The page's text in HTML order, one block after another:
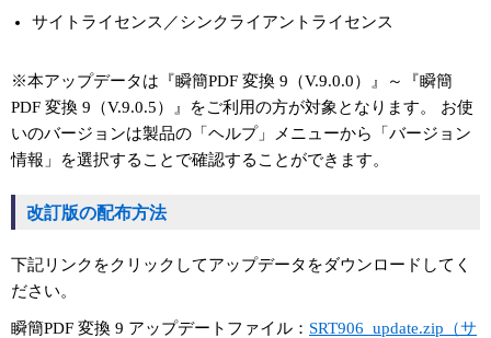
サイトライセンス／シンクライアントライセンス
※本アップデータは『瞬簡PDF 変換 9（V.9.0.0）』～『瞬簡
PDF 変換 9（V.9.0.5）』をご利用の方が対象となります。 お使
いのバージョンは製品の「ヘルプ」メニューから「バージョン
情報」を選択することで確認することができます。
改訂版の配布方法
下記リンクをクリックしてアップデータをダウンロードしてく
ださい。
瞬簡PDF 変換 9 アップデートファイル： SRT906_update.zip（サ